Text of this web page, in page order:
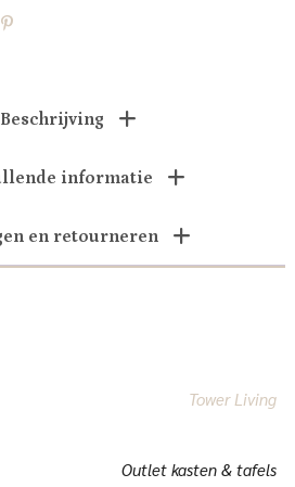
Beschrijving
informatie
en retourneren
Tower Living
Outlet kasten & tafels